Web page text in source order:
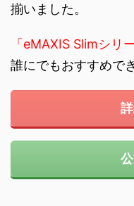
揃いました。
「eMAXIS Slimシリ
誰にでもおすすめで